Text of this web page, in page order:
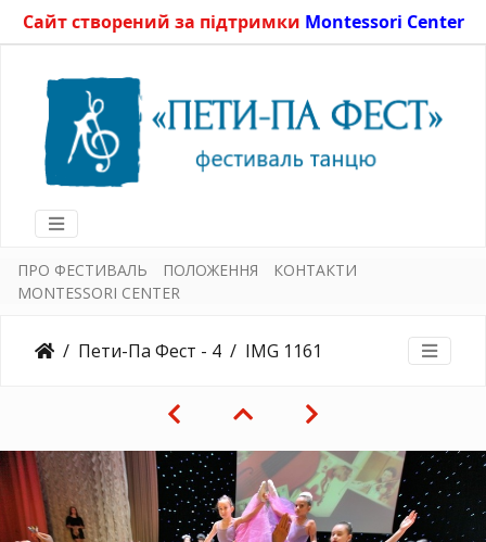
Сайт створений за підтримки Montessori Center
ПРО ФЕСТИВАЛЬ ПОЛОЖЕННЯ
КОНТАКТИ
MONTESSORI CENTER
Пети-Па Фест - 4 IMG 1161